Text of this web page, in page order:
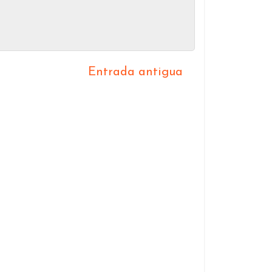
Entrada antigua